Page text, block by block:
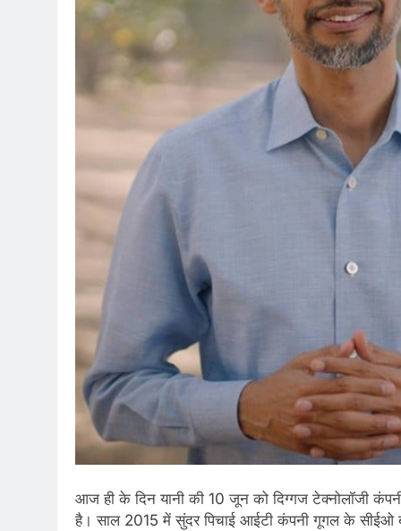
आज ही के दिन यानी की 10 जून को दिग्‍गज टेक्‍नोलॉजी
है। साल 2015 में सुंदर पिचाई आईटी कंपनी गूगल के सीईओ